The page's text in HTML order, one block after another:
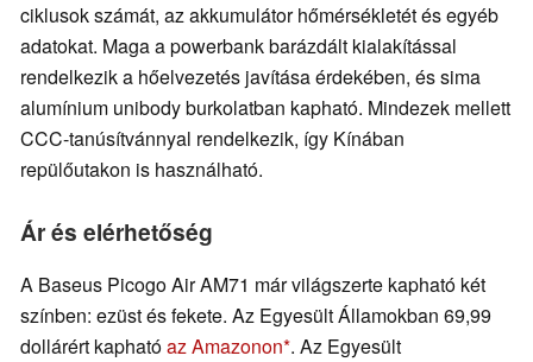
ciklusok számát, az akkumulátor hőmérsékletét és egyéb
adatokat. Maga a powerbank barázdált kialakítással
rendelkezik a hőelvezetés javítása érdekében, és sima
alumínium unibody burkolatban kapható. Mindezek mellett
CCC-tanúsítvánnyal rendelkezik, így Kínában
repülőutakon is használható.
Ár és elérhetőség
A Baseus Picogo Air AM71 már világszerte kapható két
színben: ezüst és fekete. Az Egyesült Államokban 69,99
dollárért kaphatóaz Amazonon . Az Egyesült